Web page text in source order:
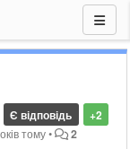
+2
Є відповідь
тому• 2